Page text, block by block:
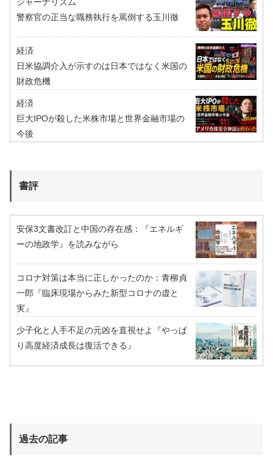
警察官の正当な職務執行を罵倒する玉川徹
経済
日米協調介入が示すのは日本ではなく米国の
財政危機
経済
巨大IPOが殺した米株市場と世界金融市場の
今後
書評
安保3文書改訂と中国の存在感：『エネルギ
ーの地政学』を読みながら
コロナ対策は本当に正しかったのか：青柳貞
一郎『臨床現場からみた新型コロナの虚と
実』
少子化と人手不足の元凶を直視せよ『やっぱ
り高度経済成長は復活できる』
過去の記事